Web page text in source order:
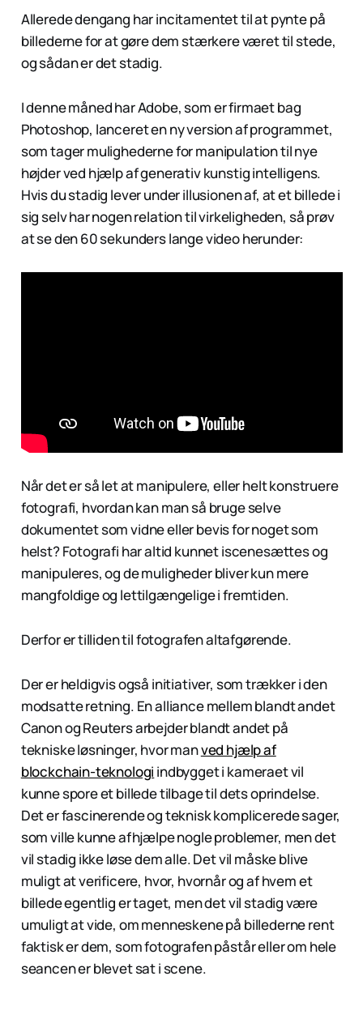
Allerede dengang har incitamentet til at pynte på
billederne for at gøre dem stærkere været til stede,
og sådan er det stadig.
I denne måned har Adobe, som er firmaet bag
Photoshop, lanceret en ny version af programmet,
som tager mulighederne for manipulation til nye
højder ved hjælp af generativ kunstig intelligens.
Hvis du stadig lever under illusionen af, at et billede i
sig selv har nogen relation til virkeligheden, så prøv
at se den 60 sekunders lange video herunder:
Når det er så let at manipulere, eller helt konstruere
fotografi, hvordan kan man så bruge selve
dokumentet som vidne eller bevis for noget som
helst? Fotografi har altid kunnet iscenesættes og
manipuleres, og de muligheder bliver kun mere
mangfoldige og lettilgængelige i fremtiden.
Derfor er tilliden til fotografen altafgørende.
Der er heldigvis også initiativer, som trækker i den
modsatte retning. En alliance mellem blandt andet
Canon og Reuters arbejder blandt andet på
tekniske løsninger, hvor manved hjælp af
blockchain-teknologi indbygget i kameraet vil
kunne spore et billede tilbage til dets oprindelse.
Det er fascinerende og teknisk komplicerede sager,
som ville kunne afhjælpe nogle problemer, men det
vil stadig ikke løse dem alle. Det vil måske blive
muligt at verificere, hvor, hvornår og af hvem et
billede egentlig er taget, men det vil stadig være
umuligt at vide, om menneskene på billederne rent
faktisk er dem, som fotografen påstår eller om hele
seancen er blevet sat i scene.